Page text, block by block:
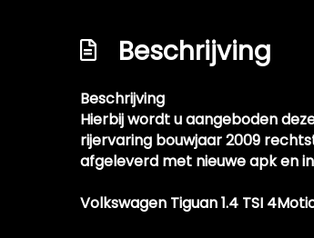
Beschrijving
Beschrijving
Hierbij wordt u aangeboden
rijervaring bouwjaar 2009
afgeleverd met nieuwe apk en
Volkswagen Tiguan 1.4 TSI